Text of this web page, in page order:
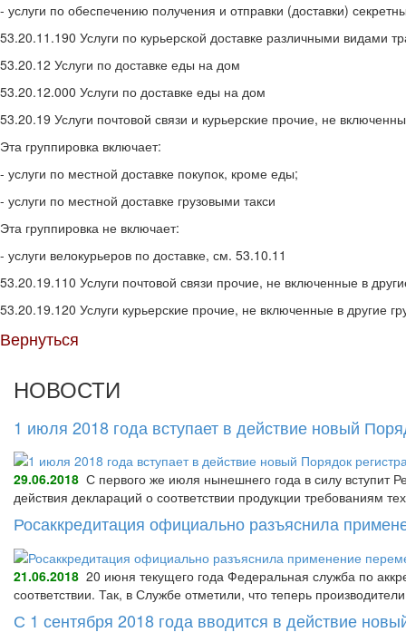
- услуги по обеспечению получения и отправки (доставки)
53.20.11.190 Услуги по курьерской доставке различными видами
53.20.12 Услуги по доставке еды на дом
53.20.12.000 Услуги по доставке еды на дом
53.20.19 Услуги почтовой связи и курьерские прочие, не
Эта группировка включает:
- услуги по местной доставке покупок, кроме еды;
- услуги по местной доставке грузовыми такси
Эта группировка не включает:
- услуги велокурьеров по доставке, см. 53.10.11
53.20.19.110 Услуги почтовой связи прочие, не включенные в
53.20.19.120 Услуги курьерские прочие, не включенные в другие
Вернуться
НОВОСТИ
1 июля 2018 года вступает в действие новый
29.06.2018 С первого же июля нынешнего года в силу вступит
действия деклараций о соответствии продукции требованиям
Росаккредитация официально разъяснила
21.06.2018 20 июня текущего года Федеральная служба по
соответствии. Так, в Службе отметили, что теперь
С 1 сентября 2018 года вводится в действие